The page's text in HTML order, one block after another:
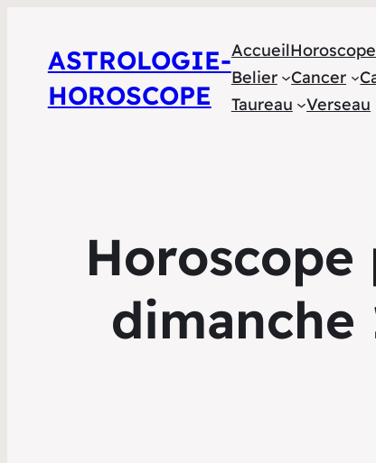
ASTROLOGIE-
HOROSCOPE
Accueil
Belier
Cancer
Taureau
Verseau
dimanche